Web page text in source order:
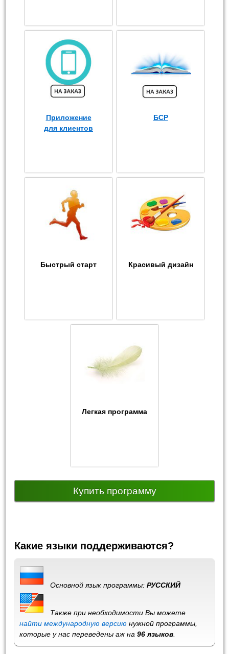
Приложение
для клиентов
БСР
Быстрый старт Красивый дизайн
Легкая программа
Купить программу
Какие языки поддерживаются?
Основной язык программы:РУССКИЙ
Также при необходимости Вы можете
найти международную версию нужной программы,
которые у нас переведены аж на96 языков